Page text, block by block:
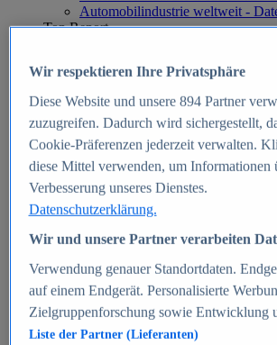
Automobilindustrie weltweit -
Top Report
Zum Report
E-commerce
Beliebte Statistiken
Aktuelle Statistiken
E-Commerce - Entwicklung des
Deutschland 1999-2025
Umsatz von Amazon in
2010-2025
B2C-E-Commerce: Top-50 Online
Deutschland 2024
Marktanteile von Online-
Deutschland 2024
Umsatzstarke Warengruppen im
Deutschland 2023-2025
Wir respektieren Ihre Privatsphäre
Diese Website und unsere 894Partner
zuzugreifen. Dadurch wird sichergestellt,
Cookie-Präferenzen jederzeit verwalten.
diese Mittel verwenden, um Informationen
Verbesserung unseres Dienstes.
Datenschutzerklärung.
Wir und unsere Partner verarbeiten
Verwendung genauer Standortdaten.
auf einem Endgerät. Personalisierte
Zielgruppenforschung sowie Entwicklung
Liste der Partner (Lieferanten)